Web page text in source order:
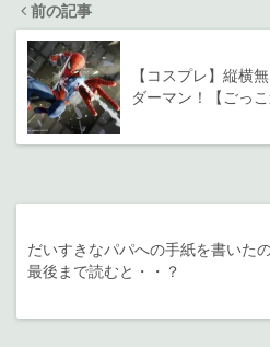
前の記事
【コスプレ】縦横
ダーマン！【ごっ
だいすきなパパへの手紙を書いた
最後まで読むと・・？